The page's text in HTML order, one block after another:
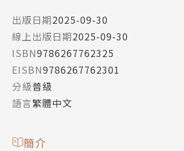
出版日期2025-09-30
線上出版日期2025-09-30
ISBN9786267762325
EISBN9786267762301
分級普級
語言繁體中文
簡介